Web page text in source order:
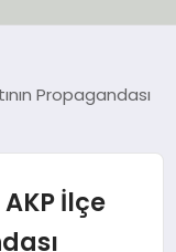
Propagandası
İlçe